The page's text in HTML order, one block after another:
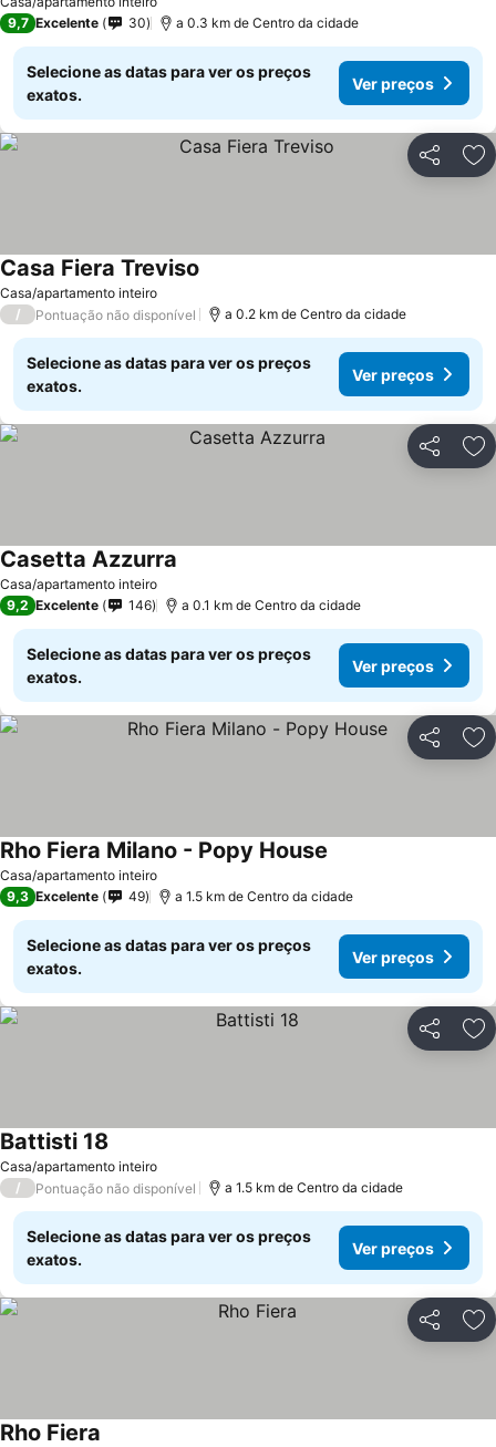
9,7 Excelente 30 a 0.3 km de Centro da cidade
Selecione as datas para ver os preços
exatos.
Ver preços
Partilhar
Casa/apartamento inteiro
Casa Fiera Treviso
/ Pontuação não disponível a 0.2 km de Centro da cidade
Selecione as datas para ver os preços
exatos.
Ver preços
Partilhar
Casa/apartamento inteiro
Casetta Azzurra
9,2 Excelente 146 a 0.1 km de Centro da cidade
Selecione as datas para ver os preços
exatos.
Ver preços
Partilhar
Casa/apartamento inteiro
Rho Fiera Milano - Popy House
9,3 Excelente 49 a 1.5 km de Centro da cidade
Selecione as datas para ver os preços
exatos.
Ver preços
Partilhar
Casa/apartamento inteiro
Battisti 18
/ Pontuação não disponível a 1.5 km de Centro da cidade
Selecione as datas para ver os preços
exatos.
Ver preços
Partilhar
Rho Fiera